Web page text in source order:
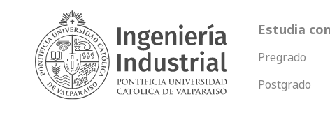
Estudia
Pregrado
Postgrado